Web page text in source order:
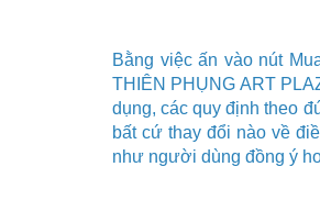
Bằng việc ấn vào nút
THIÊN PHỤNG ART
dụng, các quy định theo
bất cứ thay đổi nào về
như người dùng đồng ý